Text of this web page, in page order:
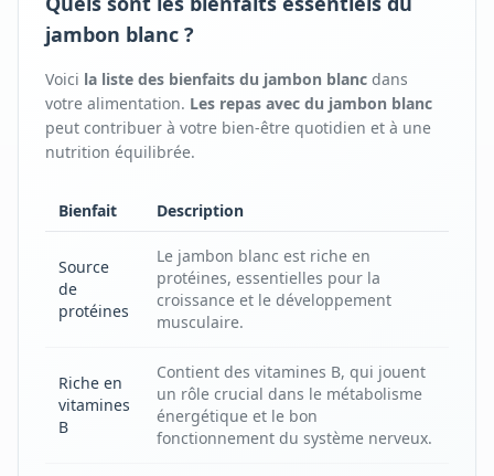
jambon blanc ?
Voici la liste des bienfaits du jambon blanc dans
votre alimentation. Les repas avec du jambon blanc
peut contribuer à votre bien-être quotidien et à une
nutrition équilibrée.
Bienfait Description
Source
de
protéines
Le jambon blanc est riche en
protéines, essentielles pour la
croissance et le développement
musculaire.
Riche en
vitamines
B
Contient des vitamines B, qui jouent
un rôle crucial dans le métabolisme
énergétique et le bon
fonctionnement du système nerveux.